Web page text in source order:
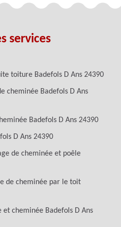
services
toiture Badefols D Ans 24390
cheminée Badefols D Ans
Badefols D Ans 24390
D Ans 24390
de cheminée et poêle
de cheminée par le toit
cheminée Badefols D Ans